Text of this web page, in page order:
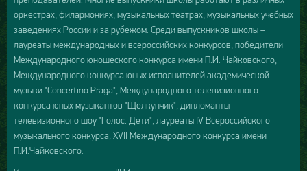
оркестрах, филармониях, музыкальных театрах, музыкальных учебных
заведениях России и за рубежом. Среди выпускников школы –
лауреаты международных и всероссийских конкурсов, победители
Международного юношеского конкурса имени П.И. Чайковского,
Международного конкурса юных исполнителей академической
музыки "Concertino Praga", Международного телевизионного
конкурса юных музыкантов "Щелкунчик", дипломанты
телевизионного шоу "Голос. Дети", лауреаты IV Всероссийского
музыкального конкурса, XVII Международного конкурса имени
П.И.Чайковского.